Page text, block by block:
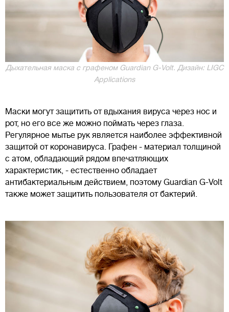
Дыхательная маска с графеном Guardian G-Volt. Дизайн: LIGC
Applications
Маски могут защитить от вдыхания вируса через нос и
рот, но его все же можно поймать через глаза.
Регулярное мытье рук является наиболее эффективной
защитой от коронавируса. Графен - материал толщиной
с атом, обладающий рядом впечатляющих
характеристик, - естественно обладает
антибактериальным действием, поэтому Guardian G-Volt
также может защитить пользователя от бактерий.